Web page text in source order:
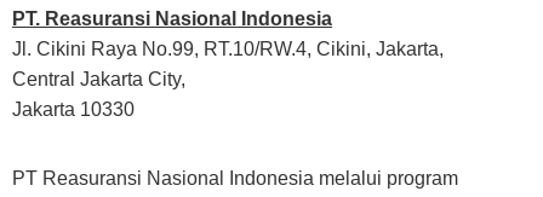
PT. Reasuransi Nasional Indonesia
Jl. Cikini Raya No.99, RT.10/RW.4, Cikini, Jakarta,
Central Jakarta City,
Jakarta 10330
PT Reasuransi Nasional Indonesia melalui program